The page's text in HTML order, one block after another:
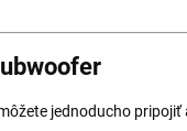
jednoducho